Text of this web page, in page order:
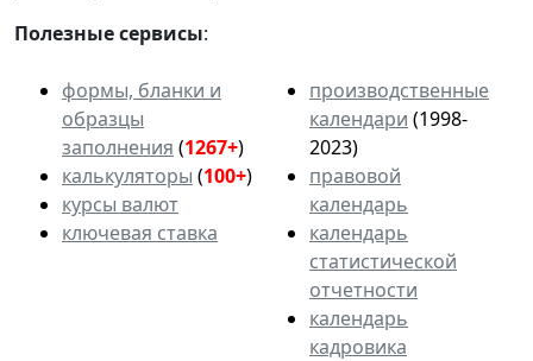
Полезные сервисы:
формы, бланки и
образцы
заполнения (1267+)
калькуляторы (100+)
курсы валют
ключевая ставка
производственные
календари (1998-
2023)
правовой
календарь
календарь
статистической
отчетности
календарь
кадровика